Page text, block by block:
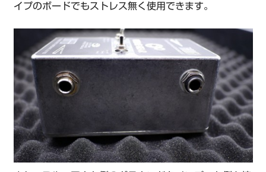
イプのボードでもストレス無く使用できます。